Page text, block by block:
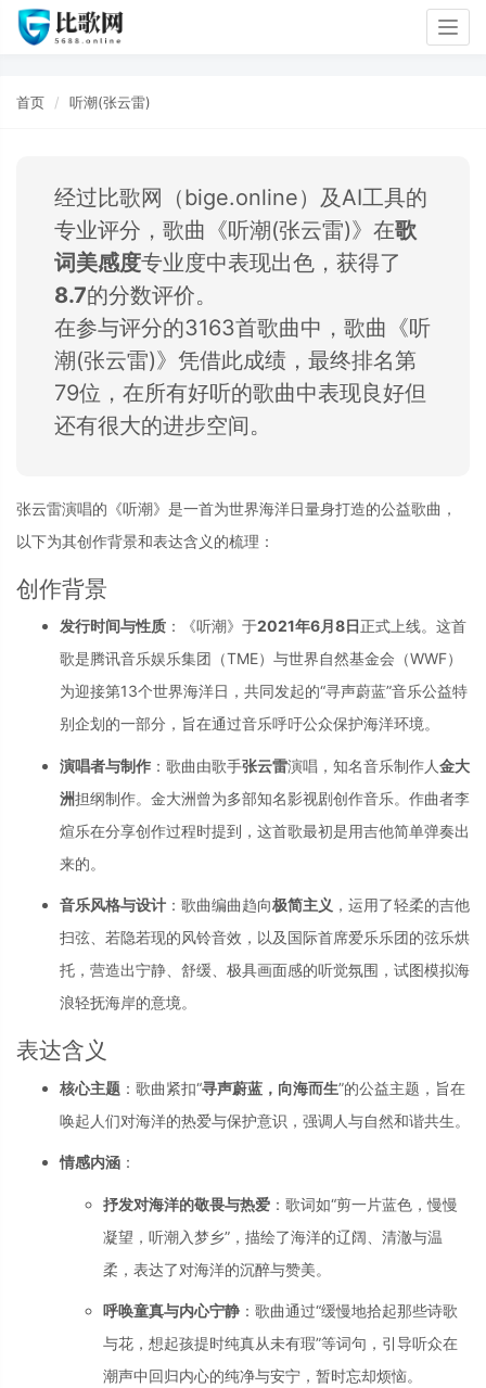
首页 听潮(张云雷)
经过比歌网（bige.online）及AI工具的
专业评分，歌曲《听潮(张云雷)》在歌
词美感度专业度中表现出色，获得了
8.7的分数评价。
在参与评分的3163首歌曲中，歌曲《听
潮(张云雷)》凭借此成绩，最终排名第
79位，在所有好听的歌曲中表现良好但
还有很大的进步空间。
张云雷演唱的《听潮》是一首为世界海洋日量身打造的公益歌曲，
以下为其创作背景和表达含义的梳理：
创作背景
发行时间与性质 ：《听潮》于2021年6月8日正式上线。这首
歌是腾讯音乐娱乐集团（TME）与世界自然基金会（WWF）
为迎接第13个世界海洋日，共同发起的“寻声蔚蓝”音乐公益特
别企划的一部分，旨在通过音乐呼吁公众保护海洋环境。
演唱者与制作 ：歌曲由歌手张云雷演唱，知名音乐制作人金大
洲担纲制作。金大洲曾为多部知名影视剧创作音乐。作曲者李
煊乐在分享创作过程时提到，这首歌最初是用吉他简单弹奏出
来的。
音乐风格与设计 ：歌曲编曲趋向极简主义 ，运用了轻柔的吉他
扫弦、若隐若现的风铃音效，以及国际首席爱乐乐团的弦乐烘
托，营造出宁静、舒缓、极具画面感的听觉氛围，试图模拟海
浪轻抚海岸的意境。
表达含义
核心主题 ：歌曲紧扣“寻声蔚蓝，向海而生”的公益主题，旨在
唤起人们对海洋的热爱与保护意识，强调人与自然和谐共生。
情感内涵 ：
抒发对海洋的敬畏与热爱 ：歌词如“剪一片蓝色，慢慢
凝望，听潮入梦乡”，描绘了海洋的辽阔、清澈与温
柔，表达了对海洋的沉醉与赞美。
呼唤童真与内心宁静 ：歌曲通过“缓慢地拾起那些诗歌
与花，想起孩提时纯真从未有瑕”等词句，引导听众在
潮声中回归内心的纯净与安宁，暂时忘却烦恼。